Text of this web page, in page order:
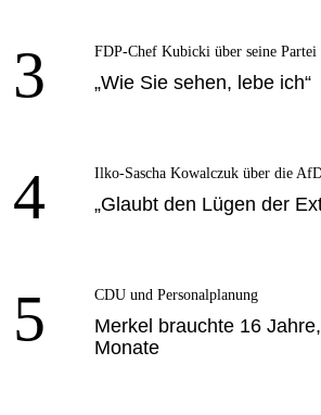
3 FDP-Chef Kubicki über seine Partei
„Wie Sie sehen, lebe ich“
4 Ilko-Sascha Kowalczuk über die
„Glaubt den Lügen der
5 CDU und Personalplanung
Merkel brauchte 16
Monate